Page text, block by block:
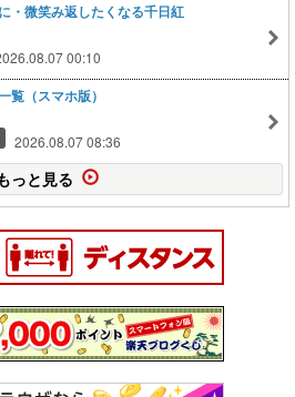
・微笑み返したくなる千日紅
00:10
覧（スマホ版）
2026.08.07 08:36
っと見る